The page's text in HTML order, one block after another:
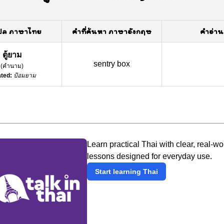
ภาษาไทย คำที่ค้นหา ภาษาอังกฤษ คำอ่าน
ตู้ยาม
(คำนาม)
ป้อมยาม
sentry box
Learn practical Thai with clear, real-
lessons designed for everyday use.
Start learning Thai